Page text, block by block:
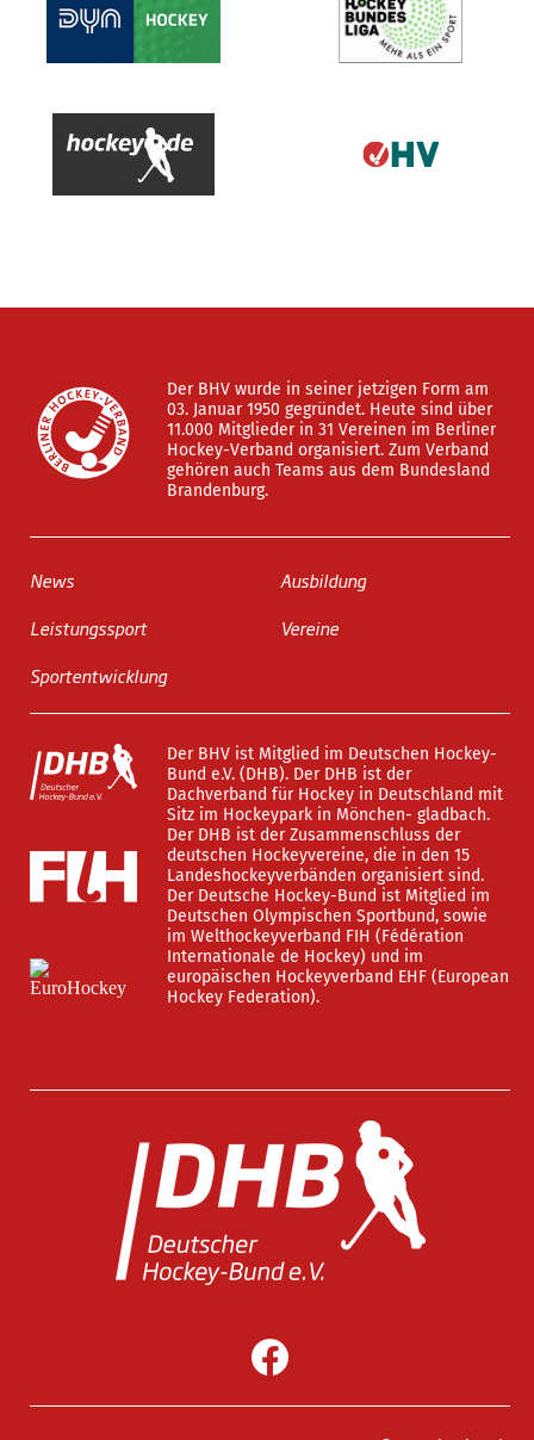
Der BHV wurde in seiner jetzigen Form am
03. Januar 1950 gegründet. Heute sind über
11.000 Mitglieder in 31 Vereinen im Berliner
Hockey-Verband organisiert. Zum Verband
gehören auch Teams aus dem Bundesland
Brandenburg.
News
Leistungssport
Sportentwicklung
Ausbildung
Vereine
Der BHV ist Mitglied im Deutschen Hockey-
Bund e.V. (DHB). Der DHB ist der
Dachverband für Hockey in Deutschland mit
Sitz im Hockeypark in Mönchen- gladbach.
Der DHB ist der Zusammenschluss der
deutschen Hockeyvereine, die in den 15
Landeshockeyverbänden organisiert sind.
Der Deutsche Hockey-Bund ist Mitglied im
Deutschen Olympischen Sportbund, sowie
im Welthockeyverband FIH (Fédération
Internationale de Hockey) und im
europäischen Hockeyverband EHF (European
Hockey Federation).